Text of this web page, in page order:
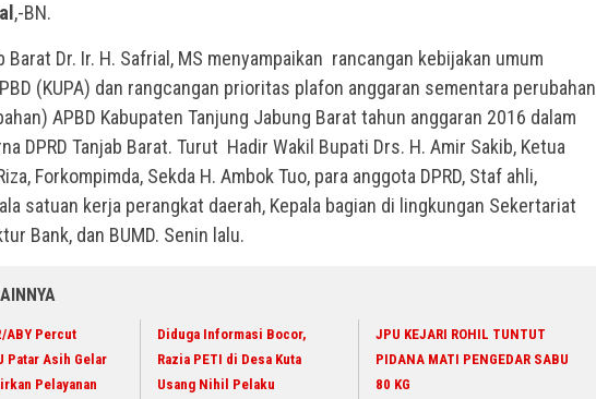
,-BN.
Barat Dr. Ir. H. Safrial, MS menyampaikan rancangan kebijakan umum
(KUPA) dan rangcangan prioritas plafon anggaran sementara perubahan
APBD Kabupaten Tanjung Jabung Barat tahun anggaran 2016 dalam
DPRD Tanjab Barat. Turut Hadir Wakil Bupati Drs. H. Amir Sakib, Ketua
Forkompimda, Sekda H. Ambok Tuo, para anggota DPRD, Staf ahli,
satuan kerja perangkat daerah, Kepala bagian di lingkungan Sekertariat
Bank, dan BUMD. Senin lalu.
ABY Percut
Patar Asih Gelar
Pelayanan
Diduga Informasi Bocor,
Razia PETI di Desa Kuta
Usang Nihil Pelaku
JPU KEJARI ROHIL TUNTUT
PIDANA MATI PENGEDAR SABU
80 KG